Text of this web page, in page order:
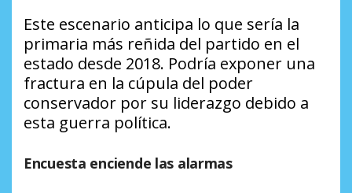
Este escenario anticipa lo que sería la
primaria más reñida del partido en el
estado desde 2018. Podría exponer una
fractura en la cúpula del poder
conservador por su liderazgo debido a
esta guerra política.
Encuesta enciende las alarmas